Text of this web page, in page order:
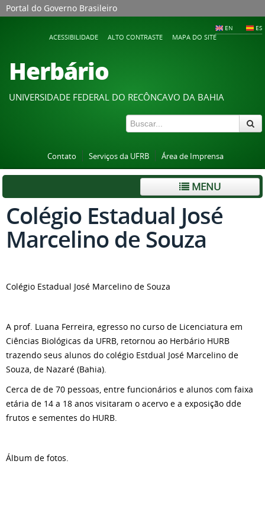
Portal do Governo Brasileiro
EN ES
ACESSIBILIDADE ALTO CONTRASTE MAPA DO SITE
Herbário
UNIVERSIDADE FEDERAL DO RECÔNCAVO DA BAHIA
Contato Serviços da UFRB Área de Imprensa
MENU
Colégio Estadual José
Marcelino de Souza
Colégio Estadual José Marcelino de Souza
A prof. Luana Ferreira, egresso no curso de Licenciatura em
Ciências Biológicas da UFRB, retornou ao Herbário HURB
trazendo seus alunos do colégio Estdual José Marcelino de
Souza, de Nazaré (Bahia).
Cerca de de 70 pessoas, entre funcionários e alunos com faixa
etária de 14 a 18 anos visitaram o acervo e a exposição dde
frutos e sementes do HURB.
Álbum de fotos.